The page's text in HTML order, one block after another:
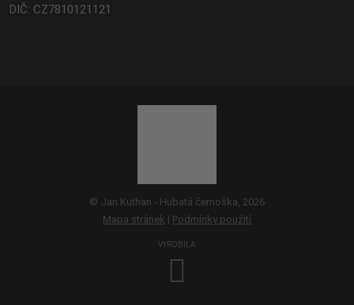
DIČ: CZ7810121121
© Jan Kuthan - Hubatá černoška, 2026
Mapa stránek | Podmínky použití
VYROBILA